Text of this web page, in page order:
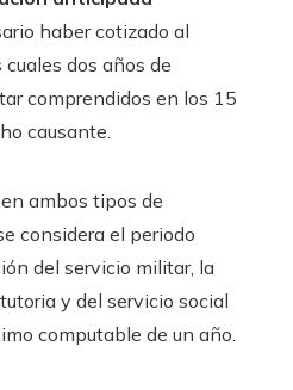
haber cotizado al
dos años de
comprendidos en los 15
causante.
ambos tipos de
considera el periodo
del servicio militar, la
y del servicio social
computable de un año.